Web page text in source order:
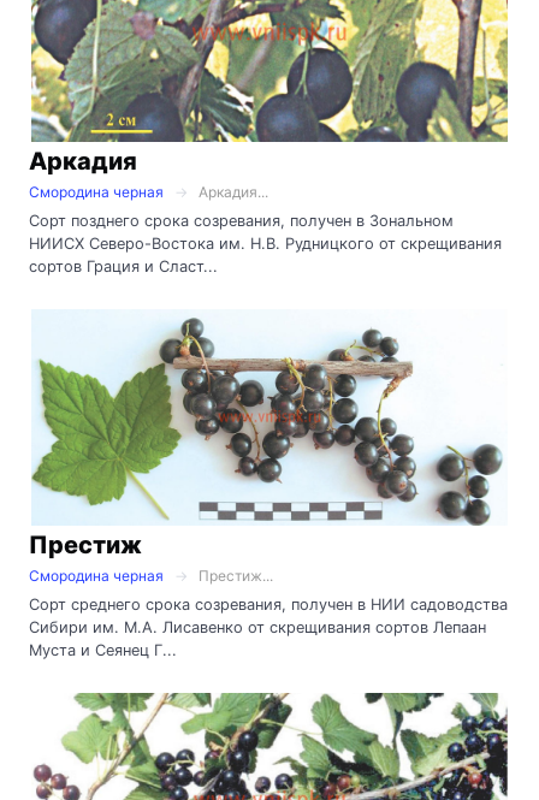
Аркадия
Смородина черная
Аркадия...
Сорт позднего срока созревания, получен в Зональном
НИИСХ Северо-Востока им. Н.В. Рудницкого от скрещивания
сортов Грация и Сласт...
Престиж
Смородина черная
Престиж...
Сорт среднего срока созревания, получен в НИИ садоводства
Сибири им. М.А. Лисавенко от скрещивания сортов Лепаан
Муста и Сеянец Г...